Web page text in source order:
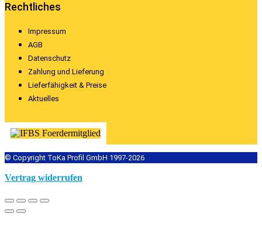
Rechtliches
Impressum
AGB
Datenschutz
Zahlung und Lieferung
Lieferfähigkeit & Preise
Aktuelles
© Copyright ToKa Profil GmbH 1997-2026
Vertrag widerrufen